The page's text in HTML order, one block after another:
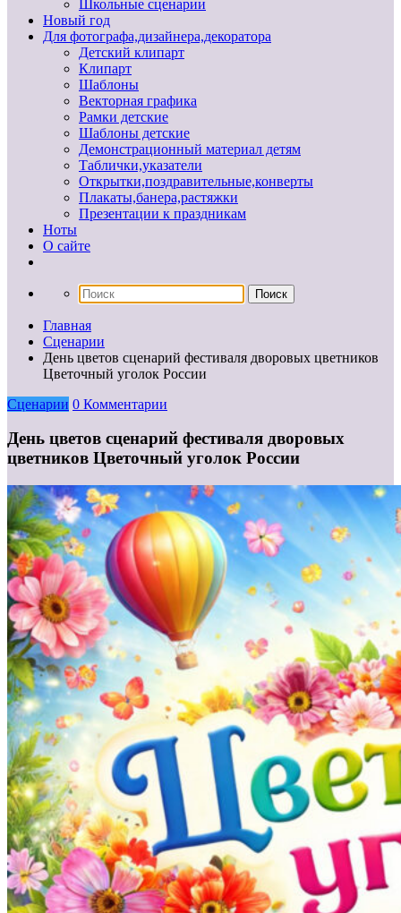
Школьные сценарии
Новый год
Для фотографа,дизайнера,декоратора
Детский клипарт
Клипарт
Шаблоны
Векторная графика
Рамки детские
Шаблоны детские
Демонстрационный материал детям
Таблички,указатели
Открытки,поздравительные,конверты
Плакаты,банера,растяжки
Презентации к праздникам
Ноты
О сайте
Главная
Сценарии
День цветов сценарий фестиваля дворовых цветников
Цветочный уголок России
Сценарии 0 Комментарии
День цветов сценарий фестиваля дворовых
цветников Цветочный уголок России